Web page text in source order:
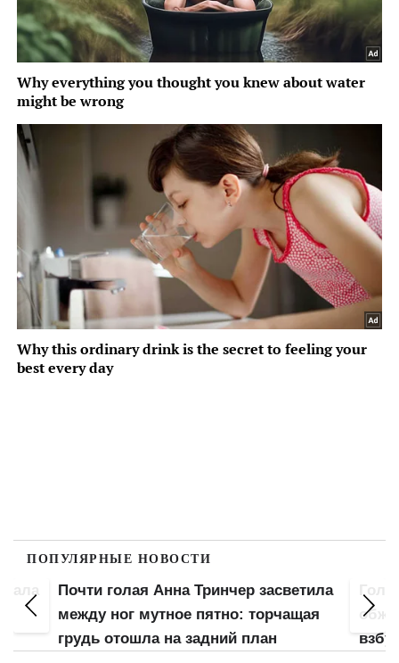
ПОПУЛЯРНЫЕ НОВОСТИ
Почти голая Анна Тринчер засветила
между ног мутное пятно: торчащая
грудь отошла на задний план